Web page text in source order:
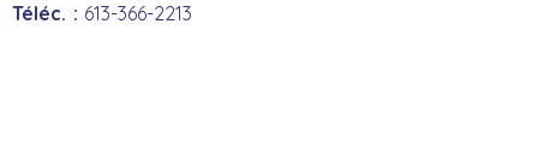
Téléc. : 613-366-2213